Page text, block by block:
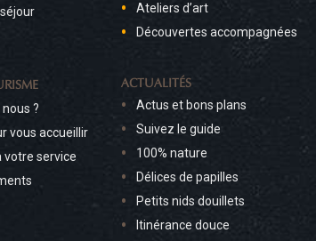
Ateliers d’art
Découvertes accompagnées
?
vous accueillir
votre service
ACTUALITÉS
Actus et bons plans
Suivez le guide
100% nature
Délices de papilles
Petits nids douillets
Itinérance douce